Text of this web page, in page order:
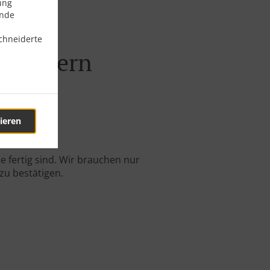
fertig sind. Wir brauchen nur
bestätigen.